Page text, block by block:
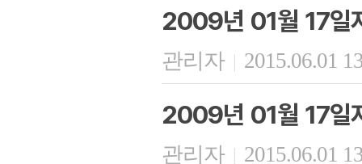
2009년 01월 17일
관리자 | 2015.06.01
2009년 01월 17일
관리자 | 2015.06.01